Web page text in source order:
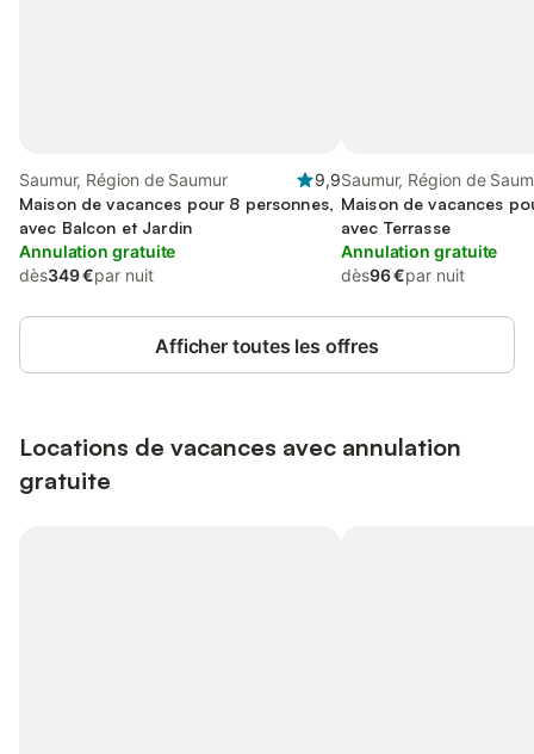
Saumur, Région de Saumur
9,9
Maison de vacances pour 8 personnes,
avec Balcon et Jardin
Annulation gratuite
dès349 €par nuit
Saumur, Région de
Maison de vacances
avec Terrasse
Annulation gratuite
dès96 €par nuit
Afficher toutes les offres
Locations de vacances avec annulation
gratuite